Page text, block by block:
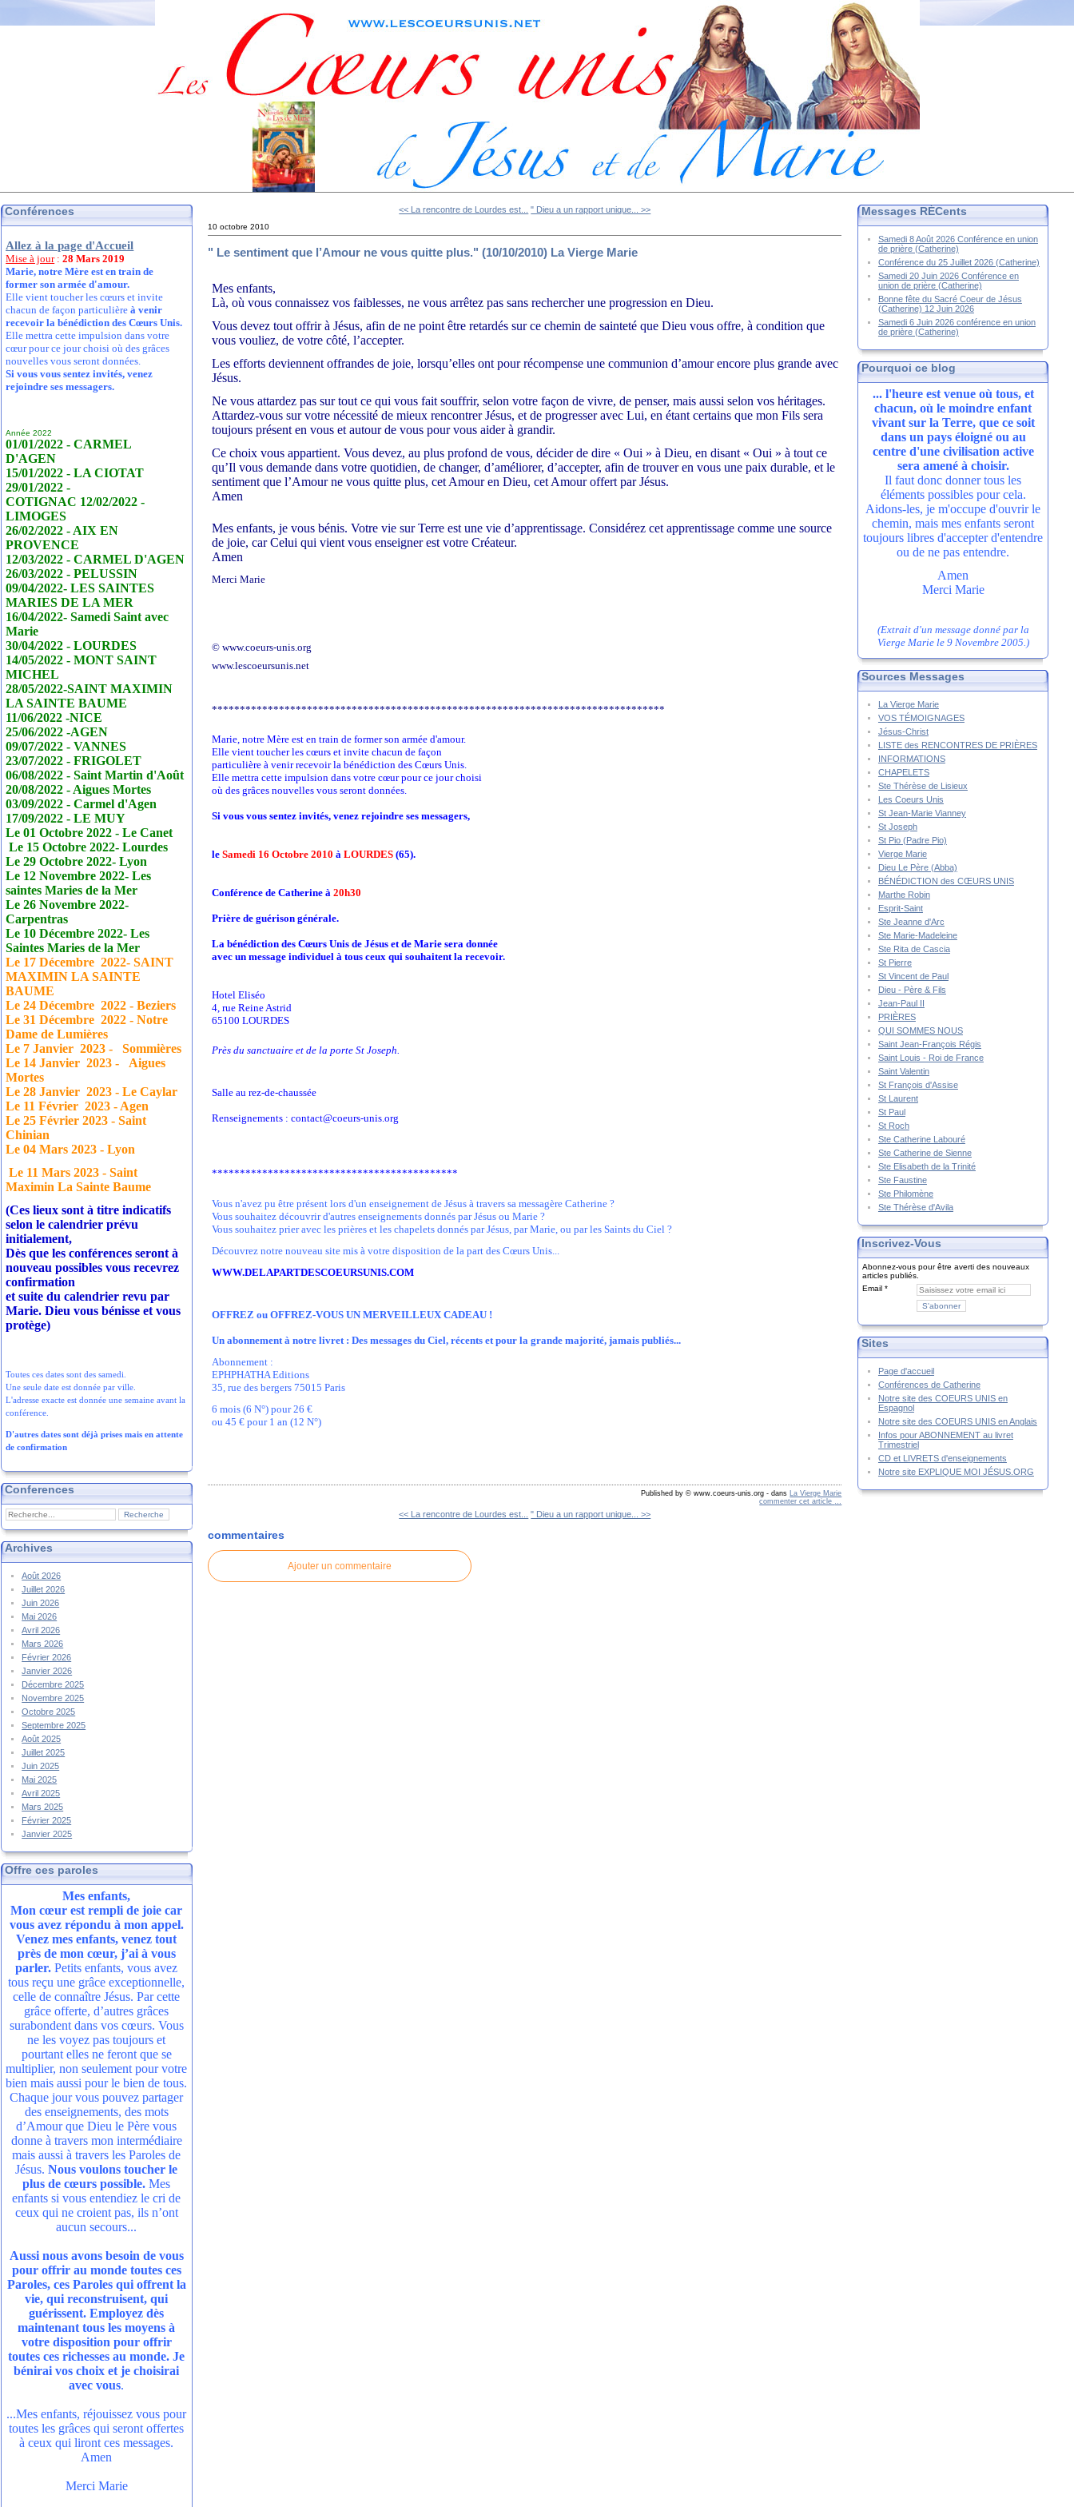
Conférences
Allez à la page d'Accueil
Mise à jour:28 Mars 2019
Marie, notre Mère est en train de
former son armée d'amour.
Elle vient toucher les cœurs et invite
chacun de façon particulièreà venir
recevoir la bénédiction des Cœurs Unis.
Elle mettra cette impulsion dans votre
cœur pour ce jour choisi où des grâces
nouvelles vous seront données.
Si vous vous sentez invités, venez
rejoindre ses messagers.
Année 2022
01/01/2022 - CARMEL
D'AGEN
15/01/2022 - LA CIOTAT
29/01/2022 -
COTIGNAC 12/02/2022 -
LIMOGES
26/02/2022 - AIX EN
PROVENCE
12/03/2022 - CARMEL D'AGEN
26/03/2022 - PELUSSIN
09/04/2022- LES SAINTES
MARIES DE LA MER
16/04/2022- Samedi Saint avec
Marie
30/04/2022 - LOURDES
14/05/2022 - MONT SAINT
MICHEL
28/05/2022-SAINT MAXIMIN
LA SAINTE BAUME
11/06/2022 -NICE
25/06/2022 -AGEN
09/07/2022 - VANNES
23/07/2022 - FRIGOLET
06/08/2022 - Saint Martin d'Août
20/08/2022 - Aigues Mortes
03/09/2022 - Carmel d'Agen
17/09/2022 - LE MUY
Le 01 Octobre 2022 - LeCanet
Le 15 Octobre 2022- Lourdes
Le 29 Octobre 2022- Lyon
Le 12 Novembre 2022- Les
saintes Maries de la Mer
Le 26 Novembre 2022-
Carpentras
Le 10 Décembre 2022- Les
Saintes Maries de la Mer
Le 17Décembre 2022- SAINT
MAXIMIN LA SAINTE
BAUME
Le 24Décembre 2022 - Beziers
Le 31Décembre 2022 - Notre
Dame de Lumières
Le 7 Janvier 2023 - Sommières
Le 14 Janvier 2023 - Aigues
Mortes
Le 28 Janvier 2023 - Le Caylar
Le 11 Février 2023 - Agen
Le 25 Février 2023 - Saint
Chinian
Le 04 Mars 2023 - Lyon
Le 11 Mars 2023 - Saint
Maximin La Sainte Baume
(Ces lieux sont à titre indicatifs
selon le calendrier prévu
initialement,
Dès que les conférences seront à
nouveau possibles vous recevrez
confirmation
et suite du calendrier revu par
Marie. Dieu vous bénisse et vous
protège)
Toutes ces dates sont des samedi.
Une seule date est donnée par ville.
L'adresse exacte est donnée une semaine avant la
conférence.
D'autres dates sont déjà prises mais en attente
de confirmation
Conferences
Archives
Août 2026
Juillet 2026
Juin 2026
Mai 2026
Avril 2026
Mars 2026
Février 2026
Janvier 2026
Décembre 2025
Novembre 2025
Octobre 2025
Septembre 2025
Août 2025
Juillet 2025
Juin 2025
Mai 2025
Avril 2025
Mars 2025
Février 2025
Janvier 2025
Offre ces paroles
Mes enfants,
Mon cœur est rempli de joie car
vous avez répondu à mon appel.
Venez mes enfants, venez tout
près de mon cœur, j’ai à vous
parler. Petits enfants, vous avez
tous reçu une grâce exceptionnelle,
celle de connaître Jésus. Par cette
grâce offerte, d’autres grâces
surabondent dans vos cœurs. Vous
ne les voyez pas toujours et
pourtant elles ne feront que se
multiplier, non seulement pour votre
bien mais aussi pour le bien de tous.
Chaque jour vous pouvez partager
des enseignements, des mots
d’Amour que Dieu le Père vous
donne à travers mon intermédiaire
mais aussi à travers les Paroles de
Jésus.Nous voulons toucher le
plus de cœurs possible. Mes
enfants si vous entendiez le cri de
ceux qui ne croient pas, ils n’ont
aucun secours...
Aussi nous avons besoin de vous
pour offrir au monde toutes ces
Paroles, ces Paroles qui offrent la
vie, qui reconstruisent, qui
guérissent. Employez dès
maintenant tous les moyens à
votre disposition pour offrir
toutes ces richesses au monde. Je
bénirai vos choix et je choisirai
avec vous.
...Mes enfants, réjouissez vous pour
toutes les grâces qui seront offertes
à ceux qui liront ces messages.
Amen
Merci Marie
<< La rencontre de Lourdes est... " Dieu a un rapport unique... >>
10 octobre 2010
" Le sentiment que l’Amour ne vous quitte plus." (10/10/2010) La Vierge Marie
Mes enfants,
Là, où vous connaissez vos faiblesses, ne vous arrêtez pas sans rechercher une progression en Dieu.
Vous devez tout offrir à Jésus, afin de ne point être retardés sur ce chemin de sainteté que Dieu vous offre, à condition que
vous vouliez, de votre côté, l’accepter.
Les efforts deviennent offrandes de joie, lorsqu’elles ont pour récompense une communion d’amour encore plus grande avec
Jésus.
Ne vous attardez pas sur tout ce qui vous fait souffrir, selon votre façon de vivre, de penser, mais aussi selon vos héritages.
Attardez-vous sur votre nécessité de mieux rencontrer Jésus, et de progresser avec Lui, en étant certains que mon Fils sera
toujours présent en vous et autour de vous pour vous aider à grandir.
Ce choix vous appartient. Vous devez, au plus profond de vous, décider de dire « Oui » à Dieu, en disant « Oui » à tout ce
qu’Il vous demande dans votre quotidien, de changer, d’améliorer, d’accepter, afin de trouver en vous une paix durable, et le
sentiment que l’Amour ne vous quitte plus, cet Amour en Dieu, cet Amour offert par Jésus.
Amen
Mes enfants, je vous bénis. Votre vie sur Terre est une vie d’apprentissage. Considérez cet apprentissage comme une source
de joie, car Celui qui vient vous enseigner est votre Créateur.
Amen
Merci Marie
© www.coeurs-unis.org
www.lescoeursunis.net
*********************************************************************************
Marie, notre Mère est en train de former son armée d'amour.
Elle vient toucher les cœurs et invite chacun de façon
particulière à venir recevoir la bénédiction des Cœurs Unis.
Elle mettra cette impulsion dans votre cœur pour ce jour choisi
où des grâces nouvelles vous seront données.
Si vous vous sentez invités, venez rejoindre ses messagers,
le Samedi 16 Octobre 2010à LOURDES(65).
Conférence de Catherine à20h30
Prière de guérison générale.
La bénédiction des Cœurs Unis de Jésus et de Marie sera donnée
avec un message individuel à tous ceux qui souhaitent la recevoir.
Hotel Eliséo
4, rue Reine Astrid
65100 LOURDES
Près du sanctuaire et de la porte St Joseph.
Salle au rez-de-chaussée
Renseignements : contact@coeurs-unis.org
********************************************
Vous n'avez pu être présent lors d'un enseignement de Jésus à travers sa messagère Catherine ?
Vous souhaitez découvrir d'autres enseignements donnés par Jésus ou Marie ?
Vous souhaitez prier avec les prières et les chapelets donnés par Jésus, par Marie, ou par les Saints du Ciel ?
Découvrez notre nouveau site mis à votre disposition de la part des Cœurs Unis...
WWW.DELAPARTDESCOEURSUNIS.COM
OFFREZ ou OFFREZ-VOUS UN MERVEILLEUX CADEAU !
Un abonnement à notre livret : Des messages du Ciel, récents et pour la grande majorité, jamais publiés...
Abonnement :
EPHPHATHA Editions
35, rue des bergers 75015 Paris
6 mois (6 N°) pour 26 €
ou 45 € pour 1 an (12 N°)
Published by © www.coeurs-unis.org - dans La Vierge Marie
commenter cet article …
<< La rencontre de Lourdes est... " Dieu a un rapport unique... >>
commentaires
Ajouter un commentaire
Messages RÉCents
Samedi 8 Août 2026 Conférence en union
de prière (Catherine)
Conférence du 25 Juillet 2026 (Catherine)
Samedi 20 Juin 2026 Conférence en
union de prière (Catherine)
Bonne fête du Sacré Coeur de Jésus
(Catherine) 12 Juin 2026
Samedi 6 Juin 2026 conférence en union
de prière (Catherine)
Pourquoi ce blog
... l'heure est venue où tous, et
chacun, où le moindre enfant
vivant sur la Terre, que ce soit
dans un pays éloigné ou au
centre d'une civilisation active
sera amené à choisir.
Il faut donc donner tous les
éléments possibles pour cela.
Aidons-les, je m'occupe d'ouvrir le
chemin, mais mes enfants seront
toujours libres d'accepter d'entendre
ou de ne pas entendre.
Amen
Merci Marie
(Extrait d'un message donné par la
Vierge Marie le 9 Novembre 2005.)
Sources Messages
La Vierge Marie
VOS TÉMOIGNAGES
Jésus-Christ
LISTE des RENCONTRES DE PRIÈRES
INFORMATIONS
CHAPELETS
Ste Thérèse de Lisieux
Les Coeurs Unis
St Jean-Marie Vianney
St Joseph
St Pio (Padre Pio)
Vierge Marie
Dieu Le Père (Abba)
BÉNÉDICTION des CŒURS UNIS
Marthe Robin
Esprit-Saint
Ste Jeanne d'Arc
Ste Marie-Madeleine
Ste Rita de Cascia
St Pierre
St Vincent de Paul
Dieu - Père & Fils
Jean-Paul II
PRIÈRES
QUI SOMMES NOUS
Saint Jean-François Régis
Saint Louis - Roi de France
Saint Valentin
St François d'Assise
St Laurent
St Paul
St Roch
Ste Catherine Labouré
Ste Catherine de Sienne
Ste Elisabeth de la Trinité
Ste Faustine
Ste Philomène
Ste Thérèse d'Avila
Inscrivez-Vous
Abonnez-vous pour être averti des nouveaux
articles publiés.
Email
Sites
Page d'accueil
Conférences de Catherine
Notre site des COEURS UNIS en
Espagnol
Notre site des COEURS UNIS en Anglais
Infos pour ABONNEMENT au livret
Trimestriel
CD et LIVRETS d'enseignements
Notre site EXPLIQUE MOI JÉSUS.ORG